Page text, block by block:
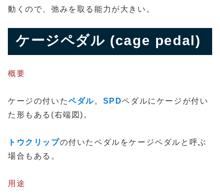
動くので、弛みを取る能力が大きい。
ケージペダル (cage pedal)
概要
ケージの付いたペダル。 SPDペダルにケージが付い
た形もある(右端図)。
トウクリップの付いたペダルをケージペダルと呼ぶ
場合もある。
用途